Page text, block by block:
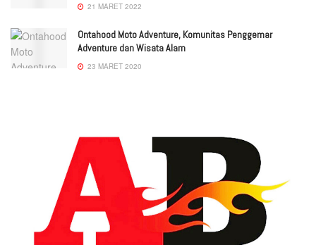
21 MARET 2022
Ontahood Moto Adventure, Komunitas Penggemar
Adventure dan Wisata Alam
23 MARET 2020